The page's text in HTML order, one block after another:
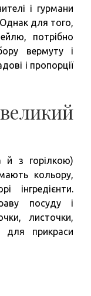
і гурмани
для того,
потрібно
вермуту і
і пропорції
й з горілкою)
кольору,
інгредієнти.
посуду і
листочки,
для прикраси